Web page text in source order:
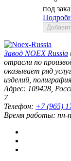
под
Завод NOEX Russia
отрасли по
оказывает ряд
изделий,
Адрес: 109428
7
Телефон: +7 (965)
Время работы: пн-